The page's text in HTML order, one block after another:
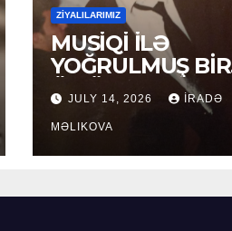
ZİYALILARIMIZ
MUSİQİ İLƏ
YOĞRULMUŞ BİR
ÖMÜR
JULY 14, 2026 İRADƏ
MƏLIKOVA